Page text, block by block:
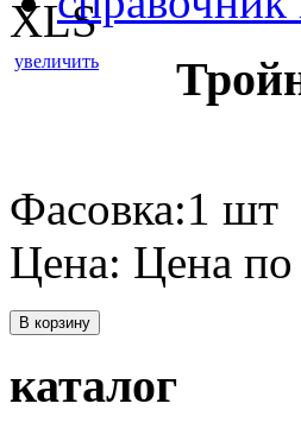
увеличить
Фасовка:1 шт
Цена: Цена по
В корзину
каталог